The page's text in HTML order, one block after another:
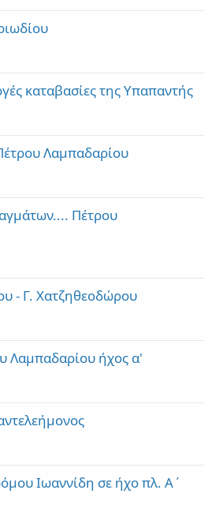
καταβασίες της Υπαπαντής
Λαμπαδαρίου
Πέτρου
- Γ. Χατζηθεοδώρου
Λαμπαδαρίου ήχος α'
Ιωαννίδη σε ήχο πλ. Α΄